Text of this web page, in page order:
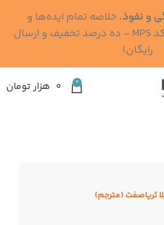
0 ۰ هزار تومان
ثریاصفت (مترجم)
و نفوذ، خلاصه تمام ایده‌ها و
کتاب‌های رابرت گرین (کد MPS - ده درصد تخفیف و ارسال
رایگان)